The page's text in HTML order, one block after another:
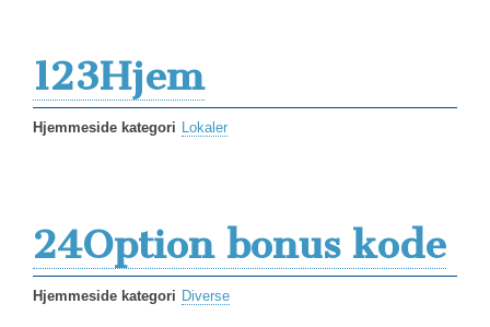
123Hjem
Hjemmeside kategori Lokaler
24Option bonus kode
Hjemmeside kategori Diverse